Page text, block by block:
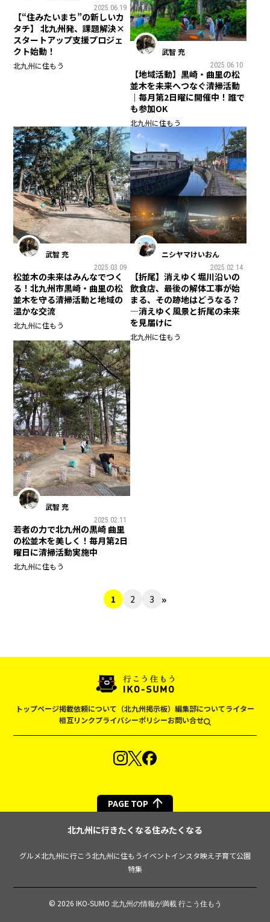
2025.06.19
【“住みたいまち”の新しいカ
タチ】 北九州発、課題解決×
スタートアップ支援プロジェ
クト始動！
北九州に住もう
武智 充
2025.06.10
【地域活動】黒崎・曲里の松
並木を未来へつなぐ清掃活動
｜毎月第2日曜に開催中！誰で
も参加OK
北九州に住もう
武智 充
2025.03.09
松並木の未来はみんなでつく
る！北九州市黒崎・曲里の松
並木を守る清掃活動と地域の
温かな交流
北九州に住もう
ニシヤマけいおん
2025.02.14
【折尾】消えゆく堀川沿いの
飲食店、最後の解体工事が始
まる、その跡地はどうなる？
—消えゆく風景と折尾の未来
を見届けに
北九州に住もう
武智 充
2025.02.11
若者の力で北九州の黒崎 曲里
の松並木を美しく！毎月第2日
曜日に清掃活動実施中
北九州に住もう
1 2 3 »
トップページ掲載依頼について（北九州掲示板） 編集部についてライター
相互リンクプライバシーポリシーお問い合せ
PAGE TOP
北九州に行きたくなる住みたくなる
グルメ北九州に行こう北九州に住もうイベントインスタ映え 子育て公園
特集
© 2026 IKO-SUMO 北九州の情報が満載 行こう住もう